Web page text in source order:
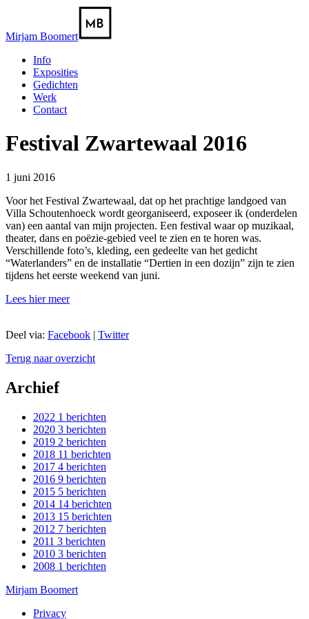
Mirjam Boomert
Info
Exposities
Gedichten
Werk
Contact
Festival Zwartewaal 2016
1 juni 2016
Voor het Festival Zwartewaal, dat op het prachtige landgoed van
Villa Schoutenhoeck wordt georganiseerd, exposeer ik (onderdelen
van) een aantal van mijn projecten. Een festival waar op muzikaal,
theater, dans en poëzie-gebied veel te zien en te horen was.
Verschillende foto’s, kleding, een gedeelte van het gedicht
“Waterlanders” en de installatie “Dertien in een dozijn” zijn te zien
tijdens het eerste weekend van juni.
Lees hier meer
Deel via: Facebook | Twitter
Terug naar overzicht
Archief
2022 1 berichten
2020 3 berichten
2019 2 berichten
2018 11 berichten
2017 4 berichten
2016 9 berichten
2015 5 berichten
2014 14 berichten
2013 15 berichten
2012 7 berichten
2011 3 berichten
2010 3 berichten
2008 1 berichten
Mirjam Boomert
Privacy